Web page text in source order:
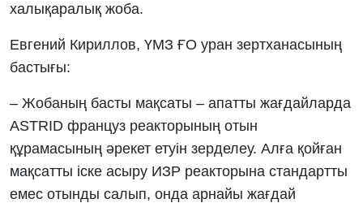
халықаралық жоба.
Евгений Кириллов, ҮМЗ ҒО уран зертханасының
бастығы:
– Жобаның басты мақсаты – апатты жағдайларда
ASTRID француз реакторының отын
құрамасының әрекет етуін зерделеу. Алға қойған
мақсатты іске асыру ИЗР реакторына стандартты
емес отынды салып, онда арнайы жағдай